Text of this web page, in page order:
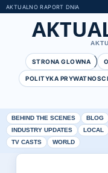
AKTUALNO RAPORT DNIA
STRONA GLOWNA
POLITYKA PRYWATNOSCI
BEHIND THE SCENES BLOG
INDUSTRY UPDATES
LOCAL
TV CASTS
WORLD